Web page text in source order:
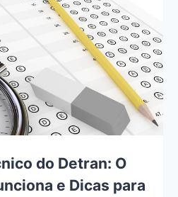
do Detran: O
e Dicas para